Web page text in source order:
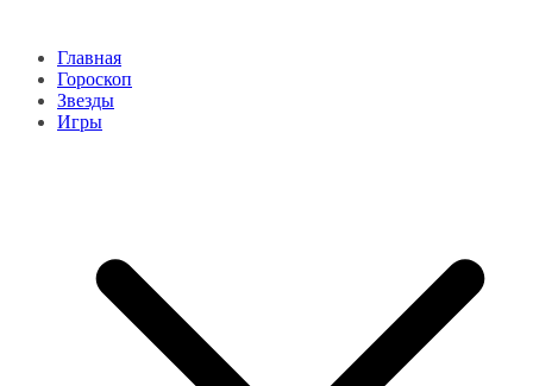
Главная
Гороскоп
Звезды
Игры